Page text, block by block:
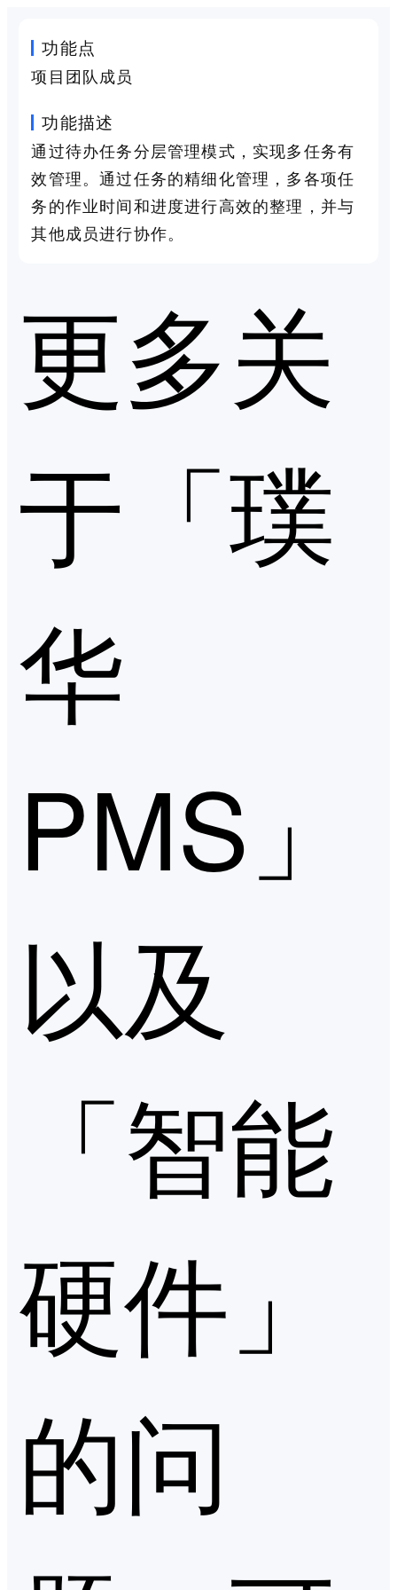
功能点
项目团队成员
功能描述
通过待办任务分层管理模式，实现多任务有
效管理。通过任务的精细化管理，多各项任
务的作业时间和进度进行高效的整理，并与
其他成员进行协作。
更多关
于「璞
华
PMS」
以及
「智能
硬件」
的问